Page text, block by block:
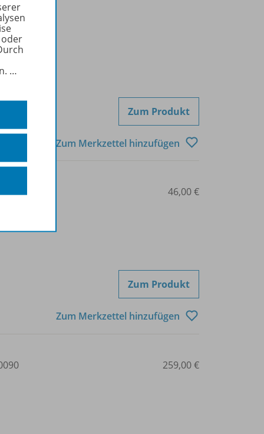
Zum Produkt
Zum Merkzettel hinzufügen
46,00 €
Zum Produkt
Zum Merkzettel hinzufügen
259,00 €
…